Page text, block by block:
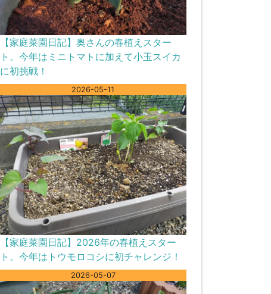
【家庭菜園日記】奥さんの春植えスター
ト。今年はミニトマトに加えて小玉スイカ
に初挑戦！
2026-05-11
【家庭菜園日記】2026年の春植えスター
ト。今年はトウモロコシに初チャレンジ！
2026-05-07